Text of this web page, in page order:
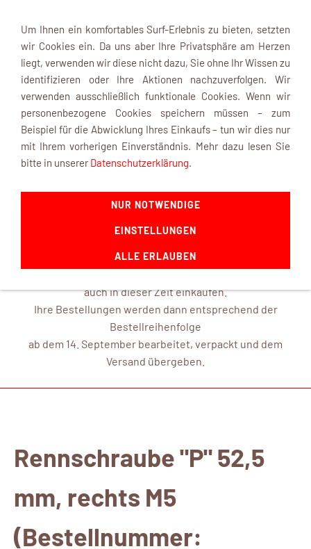
Navigation einblenden
INFOBOX
mk-modelltechnik macht Urlaub ...
ab dem 22. August 2026 und ist mit frischen Ideen ab dem
14. September 2026 wieder für Sie da.
auch in dieser Zeit einkaufen.
Ihre Bestellungen werden dann entsprechend der
Bestellreihenfolge
ab dem 14. September bearbeitet, verpackt und dem
Versand übergeben.
Rennschraube "P" 52,5
mm, rechts M5
(Bestellnummer:
Um Ihnen ein komfortables Surf-Erlebnis zu bieten, setzten
wir Cookies ein. Da uns aber Ihre Privatsphäre am Herzen
liegt, verwenden wir diese nicht dazu, Sie ohne Ihr Wissen zu
identifizieren oder Ihre Aktionen nachzuverfolgen. Wir
verwenden ausschließlich funktionale Cookies. Wenn wir
personenbezogene Cookies speichern müssen – zum
Beispiel für die Abwicklung Ihres Einkaufs – tun wir dies nur
mit Ihrem vorherigen Einverständnis. Mehr dazu lesen Sie
bitte in unserer Datenschutzerklärung.
NUR NOTWENDIGE
EINSTELLUNGEN
ALLE ERLAUBEN